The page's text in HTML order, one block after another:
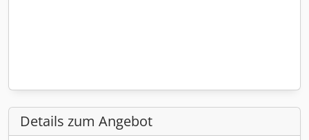
Details zum Angebot